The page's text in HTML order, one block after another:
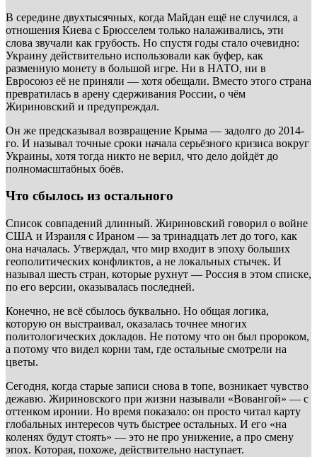
В середине двухтысячных, когда Майдан ещё не случился, а
отношения Киева с Брюсселем только налаживались, эти
слова звучали как грубость. Но спустя годы стало очевидно:
Украину действительно использовали как буфер, как
разменную монету в большой игре. Ни в НАТО, ни в
Евросоюз её не приняли — хотя обещали. Вместо этого страна
превратилась в арену сдерживания России, о чём
Жириновский и предупреждал.
Он же предсказывал возвращение Крыма — задолго до 2014-
го. И называл точные сроки начала серьёзного кризиса вокруг
Украины, хотя тогда никто не верил, что дело дойдёт до
полномасштабных боёв.
Что сбылось из остального
Список совпадений длинный. Жириновский говорил о войне
США и Израиля с Ираном — за тринадцать лет до того, как
она началась. Утверждал, что мир входит в эпоху больших
геополитических конфликтов, а не локальных стычек. И
называл шесть стран, которые рухнут — Россия в этом списке,
по его версии, оказывалась последней.
Конечно, не всё сбылось буквально. Но общая логика,
которую он выстраивал, оказалась точнее многих
политологических докладов. Не потому что он был пророком,
а потому что видел корни там, где остальные смотрели на
цветы.
Сегодня, когда старые записи снова в топе, возникает чувство
дежавю. Жириновского при жизни называли «Вовангой» — с
оттенком иронии. Но время показало: он просто читал карту
глобальных интересов чуть быстрее остальных. И его «на
коленях будут стоять» — это не про унижение, а про смену
эпох. Которая, похоже, действительно наступает.